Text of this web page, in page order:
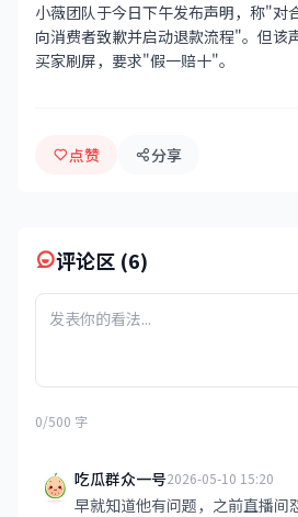
小薇团队于今日下午发布声明，称"对
向消费者致歉并启动退款流程"。但该
买家刷屏，要求"假一赔十"。
点赞 分享
评论区 (6)
0/500 字
吃瓜群众一号2026-05-10 15:20
早就知道他有问题，之前直播间